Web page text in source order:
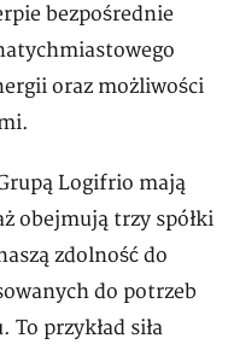
bezpośrednie
oraz możliwości
Logifrio mają
obejmują trzy spółki
zdolność do
do potrzeb
przykład siła